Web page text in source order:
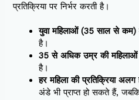
प्रतिक्रिया पर निर्भर करती है।
युवा महिलाओं (35 साल से कम)
है।
35 से अधिक उम्र की
है।
हर महिला की प्रतिक्रिया अलग
अंडे भी प्राप्त हो सकते हैं,